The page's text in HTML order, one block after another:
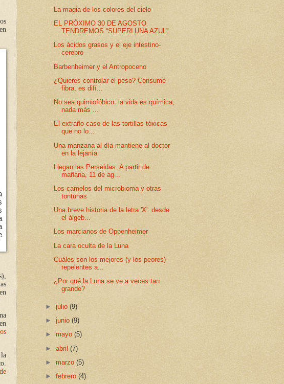
La magia de los colores del cielo
EL PRÓXIMO 30 DE AGOSTO
TENDREMOS “SUPERLUNA AZUL”
Los ácidos grasos y el eje intestino-
cerebro
Barbenheimer y el Antropoceno
¿Quieres controlar el peso? Consume
fibra, es difí...
No sea quimiofóbico: la vida es química,
nada más ...
El extraño caso de las tortillas tóxicas
que no lo...
Una manzana al día mantiene al doctor
en la lejanía
Llegan las Perseidas. A partir de
mañana, 11 de ag...
Los camelos del microbioma y otras
tontunas
Una breve historia de la letra 'X': desde
el álgeb...
Los marcianos de Oppenheimer
La cara oculta de la Luna
Cuáles son los mejores (y los peores)
repelentes a...
¿Por qué la Luna se ve a veces tan
grande?
►julio(9)
►junio(9)
►mayo(5)
►abril(7)
►marzo(5)
►febrero(4)